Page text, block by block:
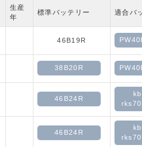
生産
年
標準バッテリー 適合バ
46B19R
38B20R
46B24R
46B24R